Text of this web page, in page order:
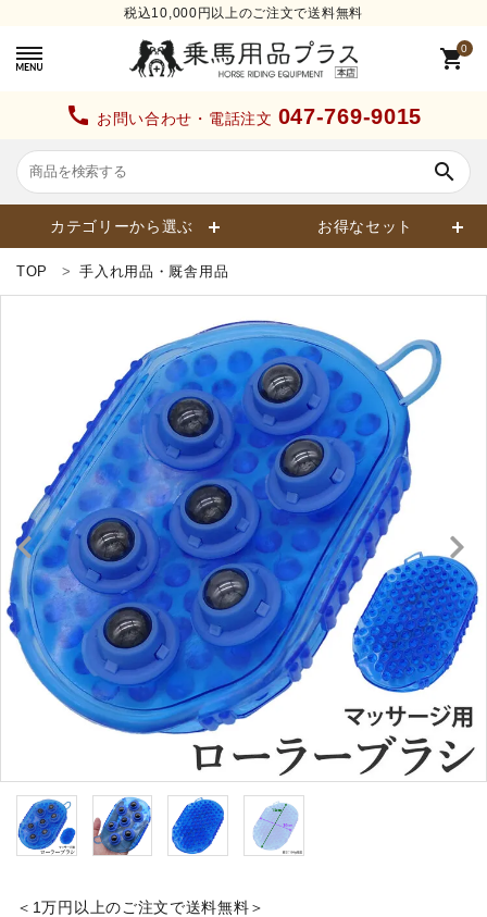
税込10,000円以上のご注文で送料無料
0
shopping_cart
call お問い合わせ・電話注文 047-769-9015
search
カテゴリーから選ぶ お得なセット
search
カテゴリーから探す
ヘルメット
キュロット・ズボン
プロテクターベスト
ブーツ・ブーツバッグ
ハーフチャップス・靴下
拍車・拍車ベルト
鞭（ムチ）
乗馬ウェア・下着・雨具
TOP 手入れ用品・厩舎用品
＜1万円以上のご注文で送料無料＞